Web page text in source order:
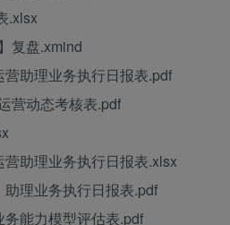
.xlsx
复盘.xmind
助理业务执行日报表.pdf
营动态考核表.pdf
助理业务执行日报表.xlsx
理业务执行日报表.pdf
能力模型评估表.pdf